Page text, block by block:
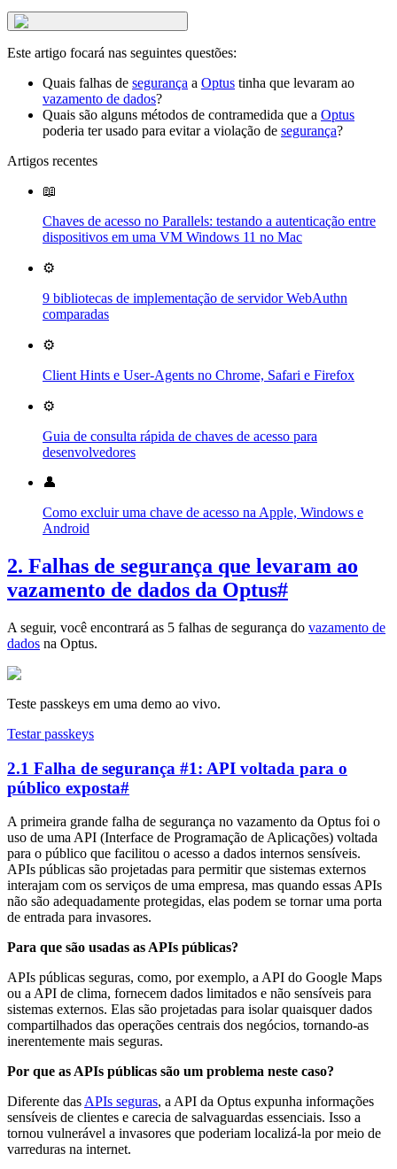
Este artigo focará nas seguintes questões:
Quais falhas de segurança a Optus tinha que levaram ao
vazamento de dados?
Quais são alguns métodos de contramedida que a Optus
poderia ter usado para evitar a violação de segurança?
Artigos recentes
📖
Chaves de acesso no Parallels: testando a autenticação entre
dispositivos em uma VM Windows 11 no Mac
⚙️
9 bibliotecas de implementação de servidor WebAuthn
comparadas
⚙️
Client Hints e User-Agents no Chrome, Safari e Firefox
⚙️
Guia de consulta rápida de chaves de acesso para
desenvolvedores
👤
Como excluir uma chave de acesso na Apple, Windows e
Android
2. Falhas de segurança que levaram ao
vazamento de dados da Optus#
A seguir, você encontrará as 5 falhas de segurança do vazamento de
dados na Optus.
Teste passkeys em uma demo ao vivo.
Testar passkeys
2.1 Falha de segurança #1: API voltada para o
público exposta#
A primeira grande falha de segurança no vazamento da Optus foi o
uso de uma API (Interface de Programação de Aplicações) voltada
para o público que facilitou o acesso a dados internos sensíveis.
APIs públicas são projetadas para permitir que sistemas externos
interajam com os serviços de uma empresa, mas quando essas APIs
não são adequadamente protegidas, elas podem se tornar uma porta
de entrada para invasores.
Para que são usadas as APIs públicas?
APIs públicas seguras, como, por exemplo, a API do Google Maps
ou a API de clima, fornecem dados limitados e não sensíveis para
sistemas externos. Elas são projetadas para isolar quaisquer dados
compartilhados das operações centrais dos negócios, tornando-as
inerentemente mais seguras.
Por que as APIs públicas são um problema neste caso?
Diferente das APIs seguras, a API da Optus expunha informações
sensíveis de clientes e carecia de salvaguardas essenciais. Isso a
tornou vulnerável a invasores que poderiam localizá-la por meio de
varreduras na internet.